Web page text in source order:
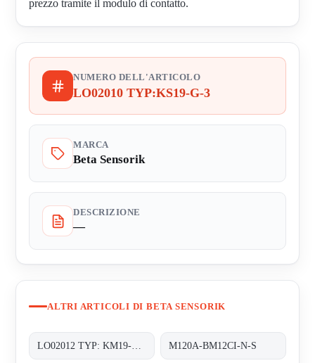
prezzo tramite il modulo di contatto.
NUMERO DELL'ARTICOLO
LO02010 TYP:KS19-G-3
MARCA
Beta Sensorik
DESCRIZIONE
—
ALTRI ARTICOLI DI BETA SENSORIK
M120A-BM12CI-N-S